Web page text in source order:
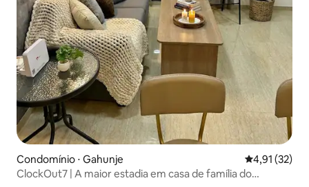
Condomínio ⋅ Gahunje 4,91 de uma
4,91 (32)
ClockOut7 | A maior estadia em casa de família do